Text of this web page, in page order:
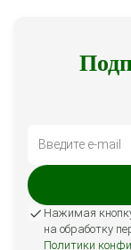
Нажимая
на обработку
Политики